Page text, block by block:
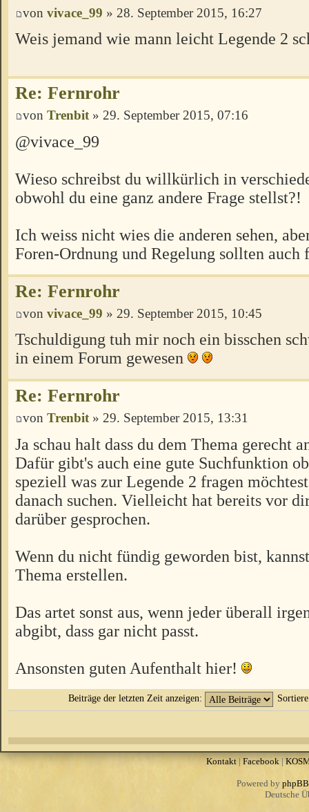
von vivace_99 » 28. September 2015, 16:27
Weis jemand wie mann leicht Legende 2
Re: Fernrohr
von Trenbit » 29. September 2015, 07:16
@vivace_99
Wieso schreibst du willkürlich in
obwohl du eine ganz andere Frage stellst?!
Ich weiss nicht wies die anderen sehen,
Foren-Ordnung und Regelung sollten auch
Re: Fernrohr
von vivace_99 » 29. September 2015, 10:45
Tschuldigung tuh mir noch ein bisschen
in einem Forum gewesen
Re: Fernrohr
von Trenbit» 29. September 2015, 13:31
Ja schau halt dass du dem Thema gerecht
Dafür gibt's auch eine gute Suchfunktion
speziell was zur Legende 2 fragen
danach suchen. Vielleicht hat bereits vor
darüber gesprochen.
Wenn du nicht fündig geworden bist,
Thema erstellen.
Das artet sonst aus, wenn jeder überall
abgibt, dass gar nicht passt.
Ansonsten guten Aufenthalt hier!
Beiträge der letzten Zeit anzeigen:
Kontakt|Facebook|
Powered by phpBB
Deutsche